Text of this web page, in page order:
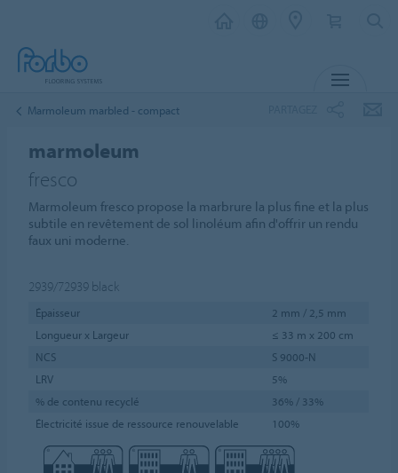
Marmoleum marbled - compact
marmoleum
fresco
Marmoleum fresco propose la marbrure la plus fine et la plus
subtile en revêtement de sol linoléum afin d'offrir un rendu
faux uni moderne.
2939/72939 black
Épaisseur
2 mm / 2,5 mm
Longueur x Largeur
≤ 33 m x 200 cm
NCS
S 9000-N
LRV
5%
% de contenu recyclé
36% / 33%
Électricité issue de ressource renouvelable
100%